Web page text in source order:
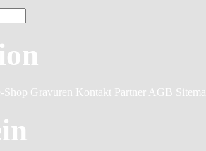
Shop Gravuren Kontakt Partner AGB